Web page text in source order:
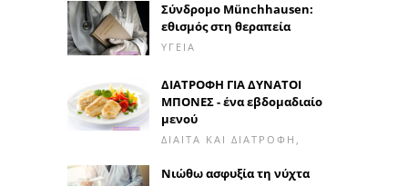
Σύνδρομο Münchhausen:
εθισμός στη θεραπεία
ΥΓΕΊΑ
ΔΙΑΤΡΟΦΗ ΓΙΑ ΔΥΝΑΤΟΙ
ΜΠΟΝΕΣ - ένα εβδομαδιαίο
μενού
ΔΊΑΙΤΑ ΚΑΙ ΔΙΑΤΡΟΦΉ,
Νιώθω ασφυξία τη νύχτα